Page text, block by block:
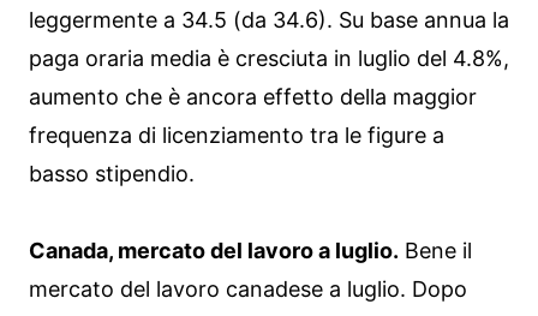
leggermente a 34.5 (da 34.6). Su base annua la
paga oraria media è cresciuta in luglio del 4.8%,
aumento che è ancora effetto della maggior
frequenza di licenziamento tra le figure a
basso stipendio.
Canada, mercato del lavoro a luglio. Bene il
mercato del lavoro canadese a luglio. Dopo